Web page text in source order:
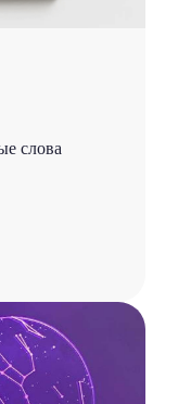
слова